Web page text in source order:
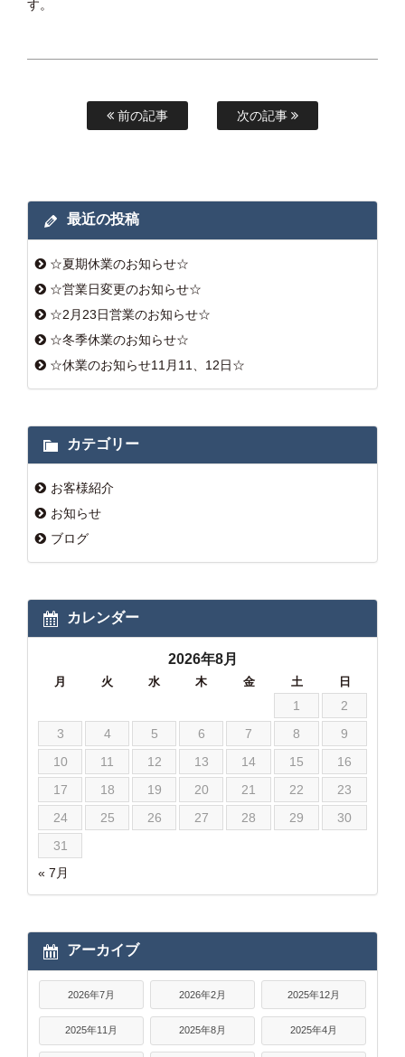
す。
前の記事 次の記事
最近の投稿
☆夏期休業のお知らせ☆
☆営業日変更のお知らせ☆
☆2月23日営業のお知らせ☆
☆冬季休業のお知らせ☆
☆休業のお知らせ11月11、12日☆
カテゴリー
お客様紹介
お知らせ
ブログ
カレンダー
2026年8月
月 火 水 木 金 土 日
« 7月
1
2
3
4 5 6 7 8
9
10
11 12 13 14 15
16
17
18 19 20 21 22
23
24
25 26 27 28 29
30
31
アーカイブ
2026年7月 2026年2月 2025年12月
2025年11月 2025年8月 2025年4月